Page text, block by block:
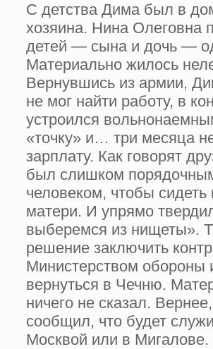
С детства Дима был в
хозяина. Нина Олеговна
детей — сына и дочь —
Материально жилось
Вернувшись из армии,
не мог найти работу, в
устроился
«точку» и… три месяца
зарплату. Как говорят
был слишком
человеком, чтобы
матери. И упрямо
выберемся из нищеты».
решение заключить
Министерством обороны
вернуться в Чечню.
ничего не сказал.
сообщил, что будет
Москвой или в Мигалове.